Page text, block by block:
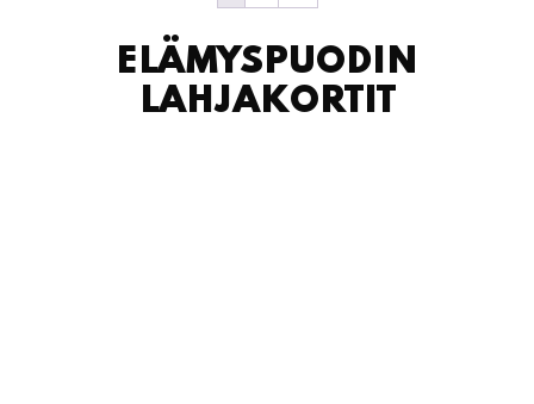
ELÄMYSPUODIN
LAHJAKORTIT